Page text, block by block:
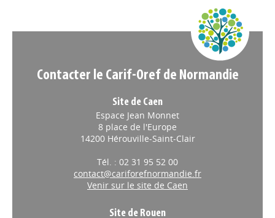
Contacter le Carif-Oref de Normandie
Site de Caen
Espace Jean Monnet
8 place de l'Europe
14200 Hérouville-Saint-Clair
Tél. : 02 31 95 52 00
contact@cariforefnormandie.fr
Venir sur le site de Caen
Site de Rouen